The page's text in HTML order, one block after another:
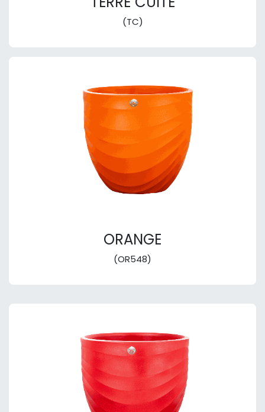
(TC)
ORANGE
(OR548)